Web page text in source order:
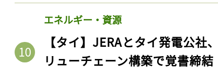
エネルギー・資源
【タイ】JERAとタイ発電公社
リューチェーン構築で覚書締結